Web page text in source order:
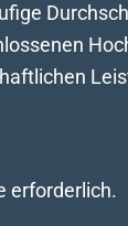
erforderlich.